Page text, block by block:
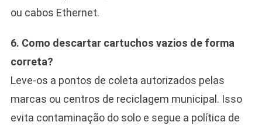
ou cabos Ethernet.
6. Como descartar cartuchos vazios de forma
correta?
Leve-os a pontos de coleta autorizados pelas
marcas ou centros de reciclagem municipal. Isso
evita contaminação do solo e segue a política de